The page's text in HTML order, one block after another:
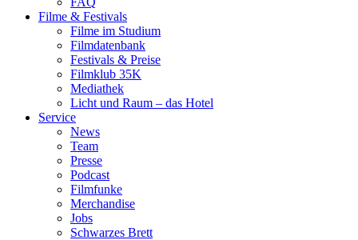
Fil­me & Fes­ti­vals
Fil­me im Stu­di­um
Film­da­ten­bank
Fes­ti­vals & Prei­se
Film­klub 35K
Media­thek
Licht und Raum – das Hotel
Ser­vice
News
Team
Pres­se
Pod­cast
Film­fun­ke
Mer­chan­di­se
Jobs
Schwar­zes Brett